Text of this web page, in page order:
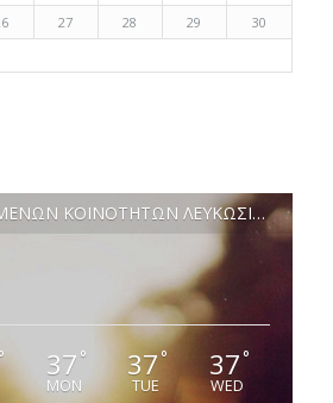
27 28 29
30
ΕΝΩΣΗ ΚΑΤΕΧΟΜΕΝΩΝ ΚΟΙΝΟΤΗΤΩΝ ΛΕΥΚΩΣΙΑΣ
37 °
MON
37 °
TUE
37°
WED